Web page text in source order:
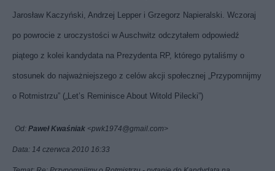
Jarosław Kaczyński, Andrzej Lepper i Grzegorz Napieralski. Wczoraj
po powrocie z uroczystości w Auschwitz odczytałem odpowiedź
piątego z kolei kandydata na Prezydenta RP, którego pytaliśmy o
stosunek do najważniejszego z celów akcji społecznej „Przypomnijmy
o Rotmistrzu” („Let’s Reminisce About Witold Pilecki”)
Od: Paweł Kwaśniak <pwk1974@gmail.com>
Data: 14 czerwca 2010 16:33